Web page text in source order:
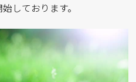
しております。